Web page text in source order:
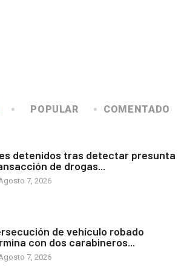
POPULAR COMENTADO
detenidos tras detectar presunta
de drogas...
7, 2026
de vehículo robado
con dos carabineros...
7, 2026